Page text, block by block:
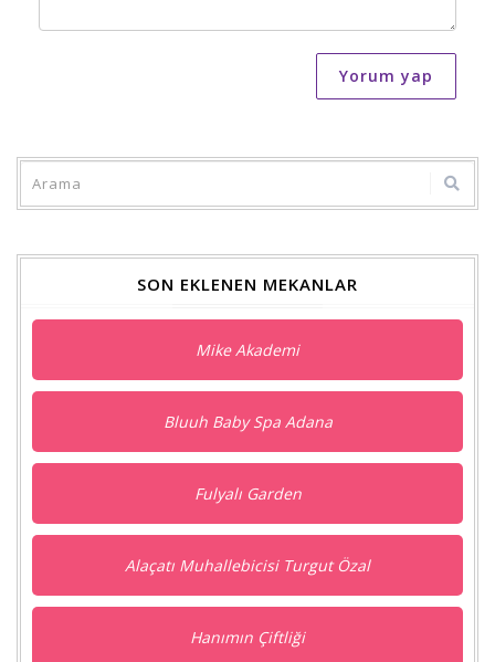
Yorum yap
SON EKLENEN MEKANLAR
Mike Akademi
Bluuh Baby Spa Adana
Fulyalı Garden
Alaçatı Muhallebicisi Turgut Özal
Hanımın Çiftliği